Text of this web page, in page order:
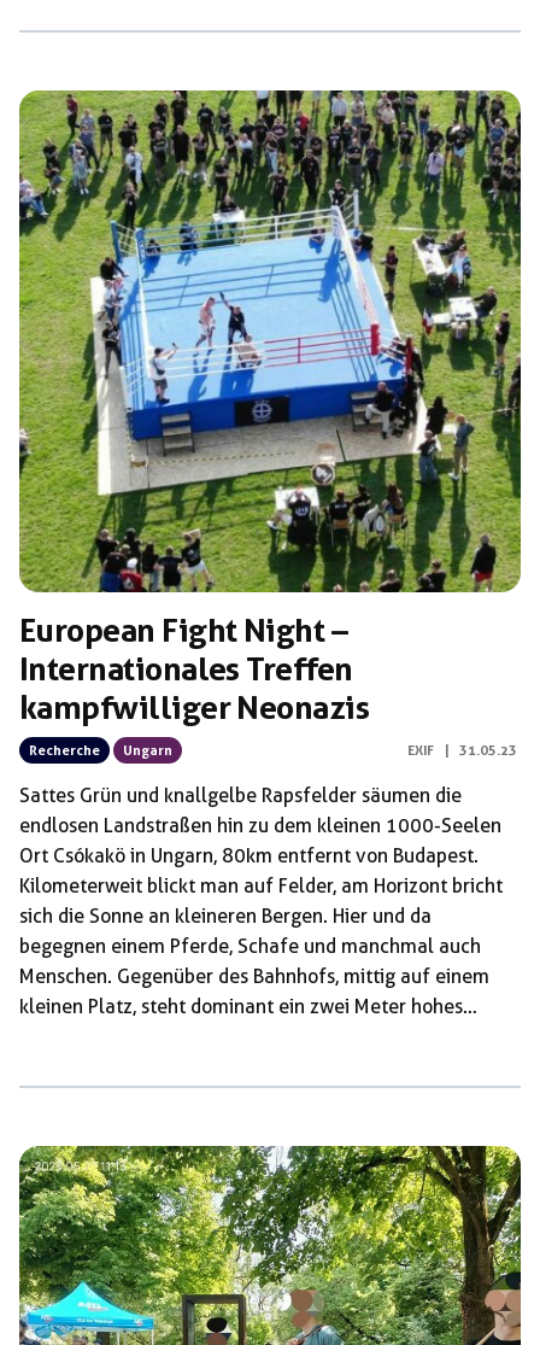
Vereinigung. Nach jahrelangem politischen Druck linke
Strukturen in Leipzig zu kriminalisieren, haben die
Ermittler:innen der Soko-LinX aus verschiedenen
militanten Aktionen gegen Nazifunktionäre eine
kriminelle Vereinigung konstruiert, mit […]
European Fight Night –
Internationales Treffen
kampfwilliger Neonazis
Recherche Ungarn EXIF 31.05.23
Sattes Grün und knallgelbe Rapsfelder säumen die
endlosen Landstraßen hin zu dem kleinen 1000-Seelen
Ort Csókakö in Ungarn, 80km entfernt von Budapest.
Kilometerweit blickt man auf Felder, am Horizont bricht
sich die Sonne an kleineren Bergen. Hier und da
begegnen einem Pferde, Schafe und manchmal auch
Menschen. Gegenüber des Bahnhofs, mittig auf einem
kleinen Platz, steht dominant ein zwei Meter hohes
der Zug aus Richtung Budapest an dem fast
menschenleeren Bahnhof eintrifft und die erste Horde
kampfbereiter […]